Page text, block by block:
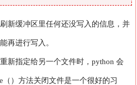
新缓冲区里任何还没写入的信息，并
再进行写入。
新指定给另一个文件时，python 会
（）方法关闭文件是一个很好的习